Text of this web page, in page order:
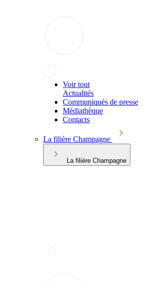
Voir tout
Actualités
Communiqués de presse
Médiathèque
Contacts
La filière Champagne
La filière Champagne